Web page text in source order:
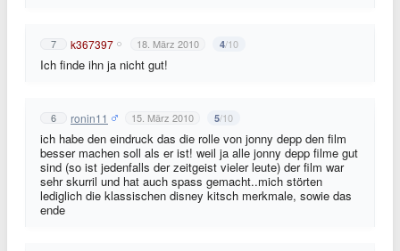
7 k367397 18. März 2010 4/10
Ich finde ihn ja nicht gut!
6 ronin11 15. März 2010 5/10
ich habe den eindruck das die rolle von jonny depp den film
besser machen soll als er ist! weil ja alle jonny depp filme gut
sind (so ist jedenfalls der zeitgeist vieler leute) der film war
sehr skurril und hat auch spass gemacht..mich störten
lediglich die klassischen disney kitsch merkmale, sowie das
ende